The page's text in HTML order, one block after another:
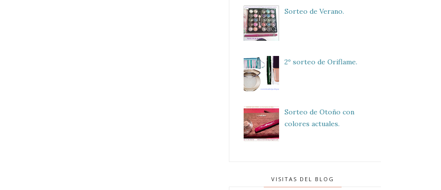
Sorteo de Verano.
2º sorteo de Oriflame.
Sorteo de Otoño con
colores actuales.
VISITAS DEL BLOG